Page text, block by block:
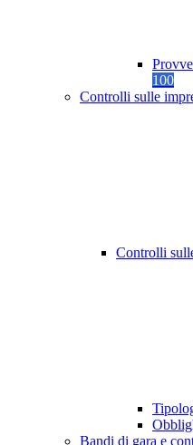
100
Controlli sulle
Controlli
Bandi di gara e